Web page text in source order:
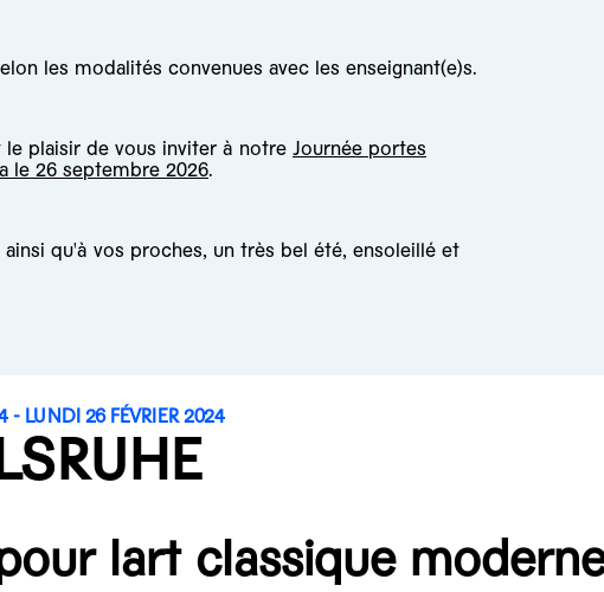
les modalités convenues avec les enseignant(e)s.
le plaisir de vous inviter à notre Journée portes
le 26 septembre 2026.
ainsi qu'à vos proches, un très bel été, ensoleillé et
- LUNDI 26 FÉVRIER 2024
lart classique